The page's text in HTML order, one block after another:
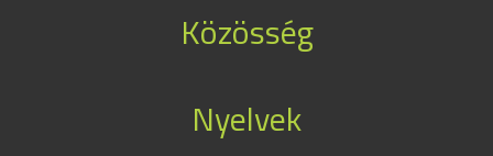
Közösség
Nyelvek